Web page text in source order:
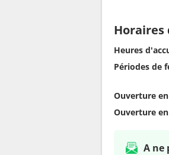
Heures
Périodes de
Ouverture
Ouverture
A ne